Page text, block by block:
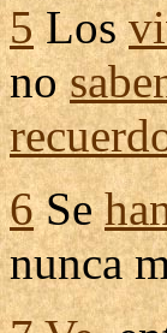
5Los
no
6Se
nunca